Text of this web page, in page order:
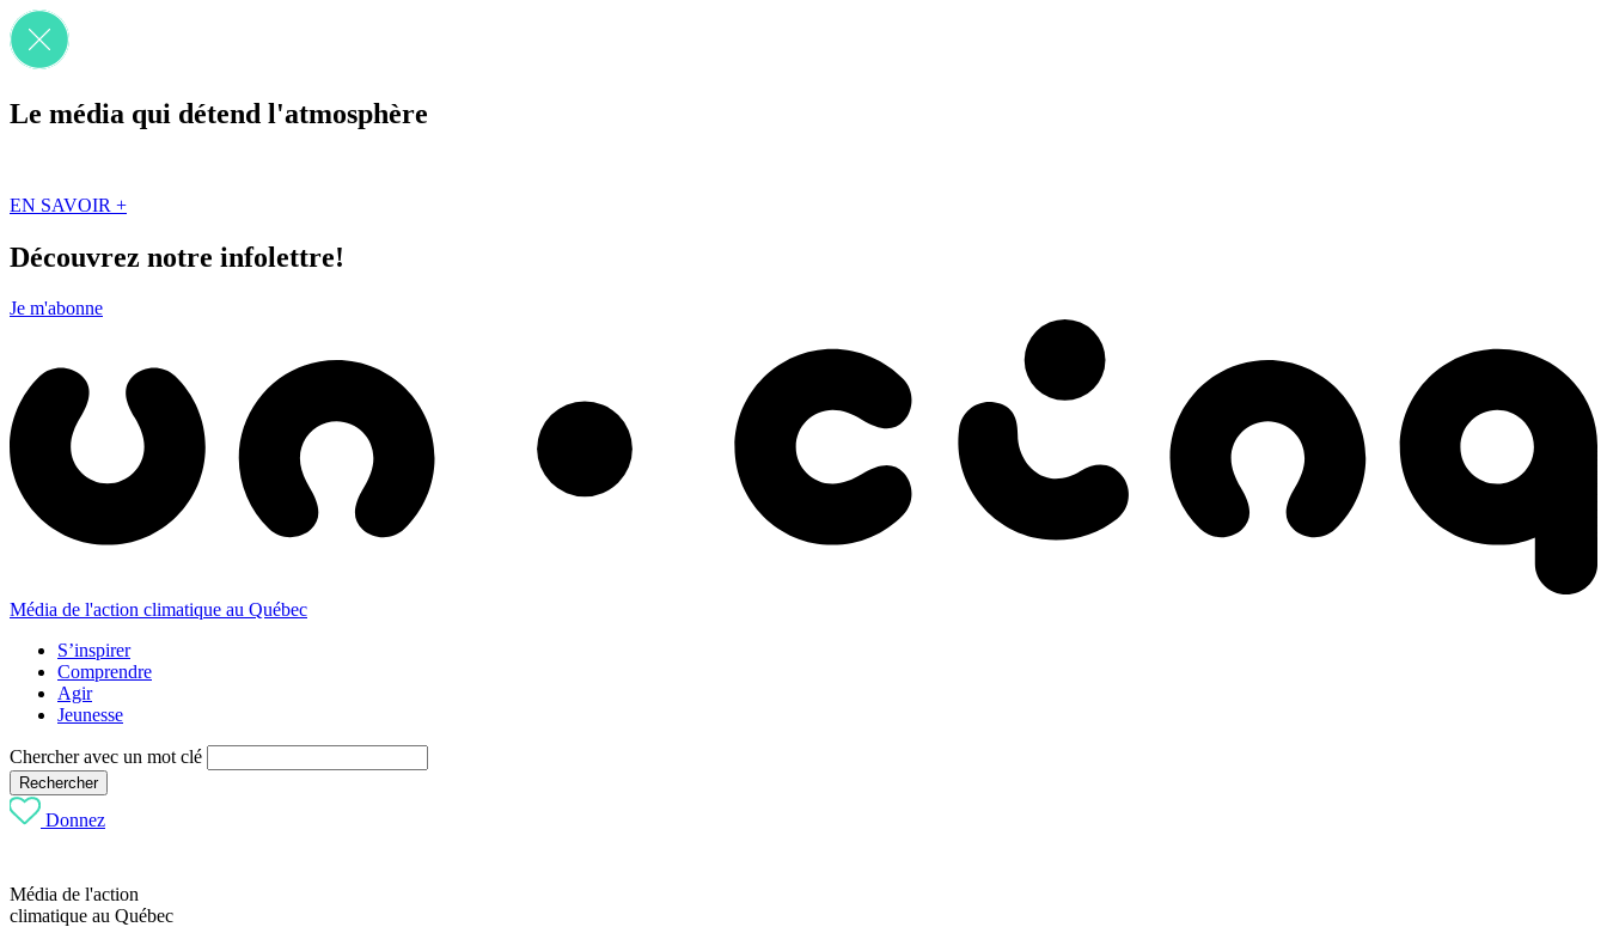
Le média qui détend l'atmosphère
EN SAVOIR +
Découvrez notre infolettre!
Je m'abonne
Média de l'action climatique au Québec
S’inspirer
Comprendre
Agir
Jeunesse
Chercher avec un mot clé
Rechercher
Donnez
Média de l'action
climatique au Québec